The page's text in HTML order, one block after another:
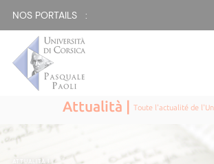
NOS PORTAILS :
Attualità |Toute l'actualité de
ATTUALITÀ|